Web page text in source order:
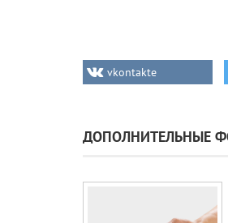
vkontakte
ДОПОЛНИТЕЛЬНЫЕ